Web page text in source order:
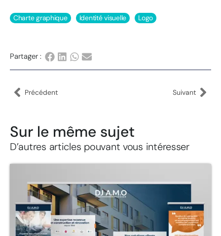
Charte graphique Identité visuelle Logo
Partager :
Précédent Suivant
Sur le même sujet
D’autres articles pouvant vous intéresser